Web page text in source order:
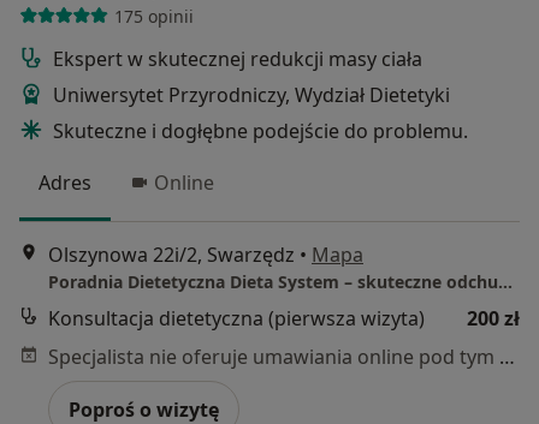
175 opinii
Ekspert w skutecznej redukcji masy ciała
Uniwersytet Przyrodniczy, Wydział Dietetyki
Skuteczne i dogłębne podejście do problemu.
Adres
Online
Olszynowa 22i/2, Swarzędz • Mapa
Poradnia Dietetyczna Dieta System – skuteczne odchudzanie i dietoterapia kliniczna ( Swarzędz, Poznań)
Konsultacja dietetyczna (pierwsza wizyta)
200 zł
Specjalista nie oferuje umawiania online pod tym adresem.
Poproś o wizytę